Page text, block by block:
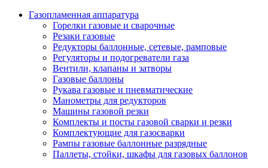
Газопламенная аппаратура
Горелки газовые и сварочные
Резаки газовые
Редукторы баллонные, сетевые, рамповые
Регуляторы и подогреватели газа
Вентили, клапаны и затворы
Газовые баллоны
Рукава газовые и пневматические
Манометры для редукторов
Машины газовой резки
Комплекты и посты газовой сварки и резки
Комплектующие для газосварки
Рампы газовые баллонные разрядные
Паллеты, стойки, шкафы для газовых баллонов